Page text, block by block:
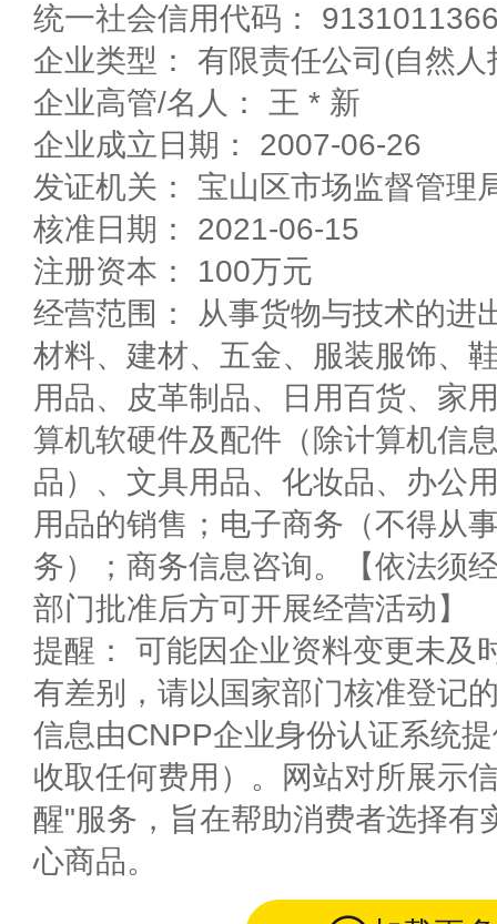
统一社会信用代码：
企业类型： 有限责任公司(自然人
企业高管/名人： 王 * 新
企业成立日期： 2007-06-26
发证机关： 宝山区市场监督管理
核准日期： 2021-06-15
注册资本： 100万元
经营范围： 从事货物与技术的进
材料、建材、五金、服装服饰、
用品、皮革制品、日用百货、家
算机软硬件及配件（除计算机信
品）、文具用品、化妆品、办公
用品的销售；电子商务（不得从
务）；商务信息咨询。【依法须
部门批准后方可开展经营活动】
提醒： 可能因企业资料变更未及
有差别，请以国家部门核准登记
信息由CNPP企业身份认证系统
收取任何费用）。网站对所展示
醒"服务，旨在帮助消费者选择有
心商品。